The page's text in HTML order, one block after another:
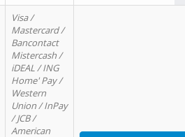
Visa /
Mastercard /
Bancontact
Mistercash /
iDEAL / ING
Home' Pay /
Western
Union / InPay
/ JCB /
American